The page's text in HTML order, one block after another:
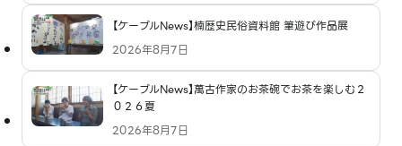
【ケーブルNews】楠歴史民俗資料館 筆遊び作品展
2026年8月7日
【ケーブルNews】萬古作家のお茶碗でお茶を楽しむ２
０２６夏
2026年8月7日